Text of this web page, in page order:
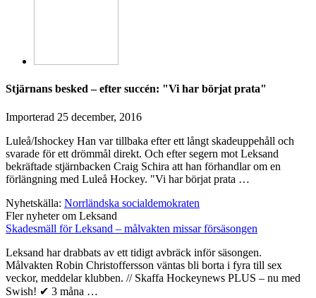
Stjärnans besked – efter succén: "Vi har börjat prata"
Importerad 25 december, 2016
Luleå/Ishockey Han var tillbaka efter ett långt skadeuppehåll och
svarade för ett drömmål direkt. Och efter segern mot Leksand
bekräftade stjärnbacken Craig Schira att han förhandlar om en
förlängning med Luleå Hockey. "Vi har börjat prata …
Nyhetskälla: Norrländska socialdemokraten
Fler nyheter om Leksand
Skadesmäll för Leksand – målvakten missar försäsongen
Leksand har drabbats av ett tidigt avbräck inför säsongen.
Målvakten Robin Christoffersson väntas bli borta i fyra till sex
veckor, meddelar klubben. // Skaffa Hockeynews PLUS – nu med
Swish! ✔ 3 måna …